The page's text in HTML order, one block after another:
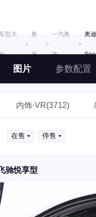
型大
＞
奥
迪
＞
一汽奥
迪
＞
奥
图片 参数配置
内饰·VR(3712)
在售 停售
驰悦享型